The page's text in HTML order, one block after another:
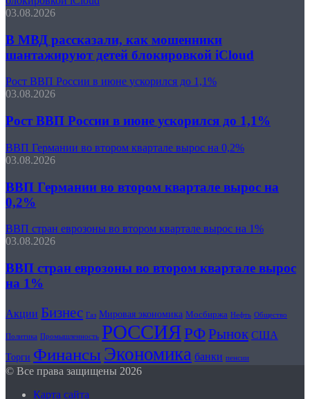
03.08.2026
В МВД рассказали, как мошенники
шантажируют детей блокировкой iCloud
Рост ВВП России в июне ускорился до 1,1%
03.08.2026
Рост ВВП России в июне ускорился до 1,1%
ВВП Германии во втором квартале вырос на 0,2%
03.08.2026
ВВП Германии во втором квартале вырос на
0,2%
ВВП стран еврозоны во втором квартале вырос на 1%
03.08.2026
ВВП стран еврозоны во втором квартале вырос
на 1%
Акции Бизнес Газ Мировая экономика Мосбиржа Нефть Общество
Политика Промышленность РОССИЯРФРынок США
Торги Финансы Экономика банки пенсии
© Все права защищены 2026
Карта сайта